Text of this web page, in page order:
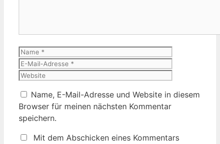
Name
Name, E-Mail-Adresse und Website in diesem
Browser für meinen nächsten Kommentar
speichern.
Mit dem Abschicken eines Kommentars